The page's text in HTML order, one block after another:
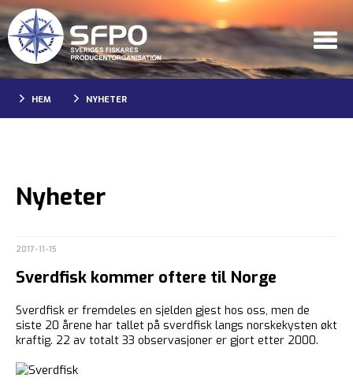
HEM NYHETER
Nyheter
2017-11-15
Sverdfisk kommer oftere til Norge
Sverdfisk er fremdeles en sjelden gjest hos oss, men de
siste 20 årene har tallet på sverdfisk langs norskekysten økt
kraftig. 22 av totalt 33 observasjoner er gjort etter 2000.